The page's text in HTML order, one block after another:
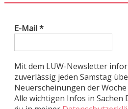
E-Mail*
Mit dem LUW-Newsletter
zuverlässig jeden Samstag
Neuerscheinungen der Woche
Alle wichtigen Infos in Sachen